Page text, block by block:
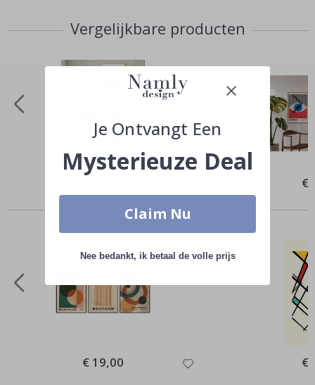
Vergelijkbare producten
€
Anderen kochten ook
Special
Price
€ 19,00 €
Je Ontvangt Een
Mysterieuze Deal
Claim Nu
Nee bedankt, ik betaal de volle prijs